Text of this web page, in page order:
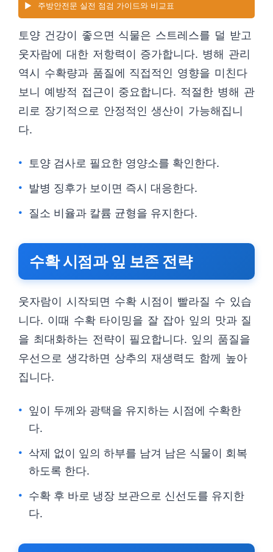
▶️ 주방안전문 실전 점검 가이드와 비교표
토양 건강이 좋으면 식물은 스트레스를 덜 받고
웃자람에 대한 저항력이 증가합니다. 병해 관리
역시 수확량과 품질에 직접적인 영향을 미친다
보니 예방적 접근이 중요합니다. 적절한 병해 관
리로 장기적으로 안정적인 생산이 가능해집니
다.
토양 검사로 필요한 영양소를 확인한다.
발병 징후가 보이면 즉시 대응한다.
질소 비율과 칼륨 균형을 유지한다.
수확 시점과 잎 보존 전략
웃자람이 시작되면 수확 시점이 빨라질 수 있습
니다. 이때 수확 타이밍을 잘 잡아 잎의 맛과 질
을 최대화하는 전략이 필요합니다. 잎의 품질을
우선으로 생각하면 상추의 재생력도 함께 높아
집니다.
잎이 두께와 광택을 유지하는 시점에 수확한
다.
삭제 없이 잎의 하부를 남겨 남은 식물이 회복
하도록 한다.
수확 후 바로 냉장 보관으로 신선도를 유지한
다.